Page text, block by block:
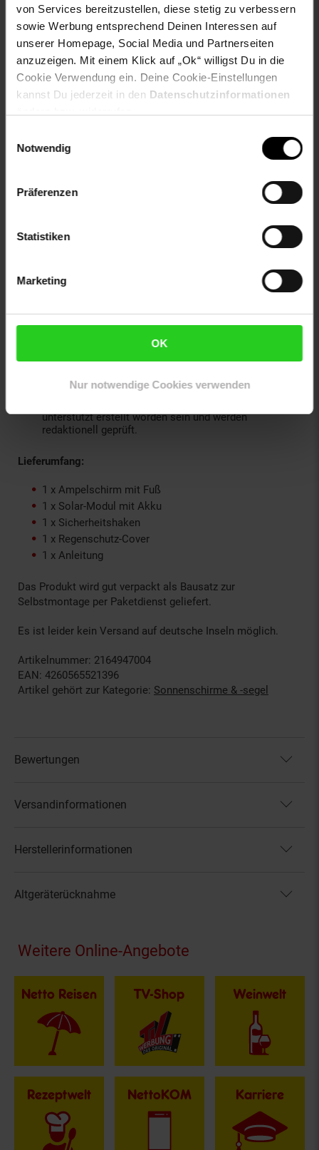
von Services bereitzustellen, diese stetig zu verbessern
sowie Werbung entsprechend Deinen Interessen auf
unserer Homepage, Social Media und Partnerseiten
anzuzeigen. Mit einem Klick auf „Ok“ willigst Du in die
Cookie Verwendung ein. Deine Cookie-Einstellungen
kannst Du jederzeit in den Datenschutzinformationen
Notwendig
Präferenzen
Statistiken
Marketing
OK
Nur notwendige Cookies verwenden
Bedienung: Kurbel
Neigung: stufenlos verstellbar, einseitig zum Mast
Anzahl LED: 24 Lampen
Leistung LED-Beleuchtung: 0,7 Watt
Materialzusammensetzung:
Material: Polyester (160g/m²), Stahl
Schirmdurchmesser: 285 cm
Durchgangshöhe: 185 cm
Ø Standrohr: 48 mm
Maße Fuß: 80 × 80 cm
unterstützt erstellt worden sein und werden
redaktionell geprüft.
Lieferumfang:
1 x Ampelschirm mit Fuß
1 x Solar-Modul mit Akku
1 x Sicherheitshaken
1 x Regenschutz-Cover
1 x Anleitung
Das Produkt wird gut verpackt als Bausatz zur
Selbstmontage per Paketdienst geliefert.
Es ist leider kein Versand auf deutsche Inseln möglich.
Artikelnummer: 2164947004
EAN: 4260565521396
Artikel gehört zur Kategorie: Sonnenschirme & -segel
Bewertungen
Versandinformationen
Herstellerinformationen
Altgeräterücknahme
Fußzeile
Weitere Online-Angebote
Netto Reisen TV-Shop Weinwelt
Rezeptwelt NettoKOM Karriere